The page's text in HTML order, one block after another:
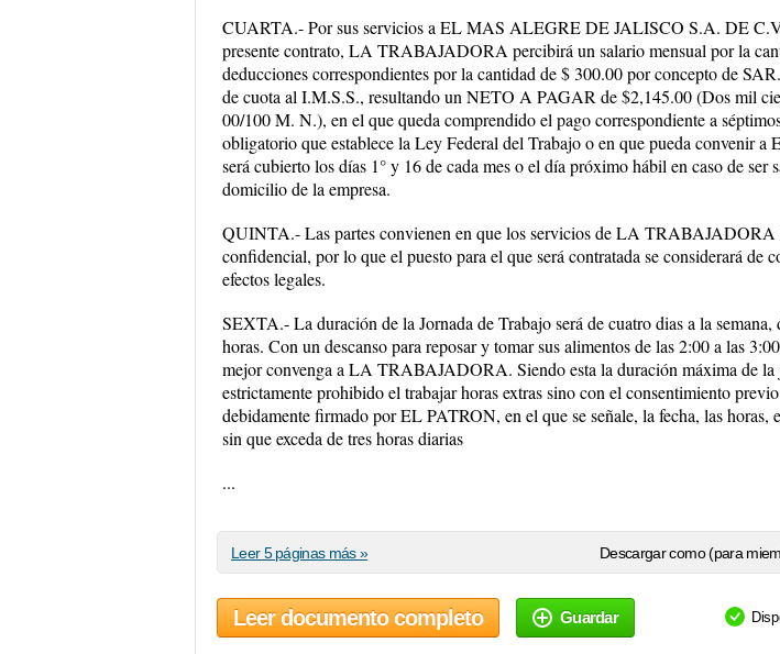
CUARTA.- Por sus servicios a EL MAS ALEGRE DE JALISCO S.A. DE
presente contrato, LA TRABAJADORA percibirá un salario mensual por la
deducciones correspondientes por la cantidad de $ 300.00 por concepto de
de cuota al I.M.S.S., resultando un NETO A PAGAR de $2,145.00 (Dos mil
00/100 M. N.), en el que queda comprendido el pago correspondiente a
obligatorio que establece la Ley Federal del Trabajo o en que pueda convenir
será cubierto los días 1° y 16 de cada mes o el día próximo hábil en caso de ser
domicilio de la empresa.
QUINTA.- Las partes convienen en que los servicios de LA TRABAJADORA
confidencial, por lo que el puesto para el que será contratada se considerará de
efectos legales.
SEXTA.- La duración de la Jornada de Trabajo será de cuatro dias a la semana,
horas. Con un descanso para reposar y tomar sus alimentos de las 2:00 a las
mejor convenga a LA TRABAJADORA. Siendo esta la duración máxima de la
estrictamente prohibido el trabajar horas extras sino con el consentimiento
debidamente firmado por EL PATRON, en el que se señale, la fecha, las horas,
sin que exceda de tres horas diarias
...
Descargar como (para
Leer 5 páginas más »
Leer documento completo Guardar